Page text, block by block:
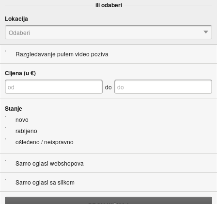
ili odaberi
Lokacija
Odaberi
Razgledavanje putem video poziva
Cijena (u €)
do
Stanje
novo
rabljeno
oštećeno / neispravno
Samo oglasi webshopova
Samo oglasi sa slikom